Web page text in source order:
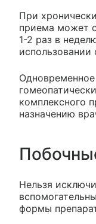
При
приема может
1-2 раз в
использовании
комплексного
назначению
Нельзя
формы